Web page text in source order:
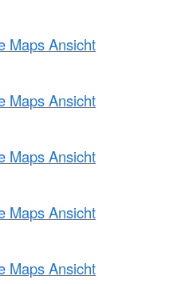
Maps Ansicht
Maps Ansicht
Maps Ansicht
Maps Ansicht
Maps Ansicht